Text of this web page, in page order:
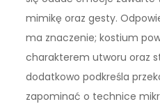
mimikę oraz gesty.
ma znaczenie; kostium
charakterem utworu oraz
dodatkowo podkreśla
zapominać o technice